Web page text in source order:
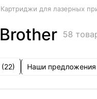
Картриджи для лазерных
58
(22) Наши предложения